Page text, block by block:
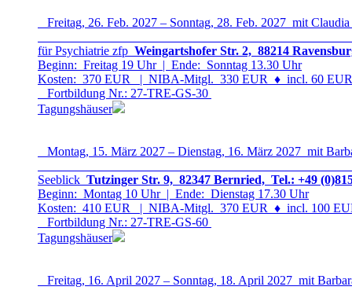
Freitag, 26. Feb. 2027 – Sonntag, 28. Feb. 2027 mit
für Psychiatrie zfp Weingartshofer Str. 2, 88214
Beginn: Freitag 19 Uhr | Ende: Sonntag 13.30 Uhr
Kosten: 370 EUR | NIBA-Mitgl. 330 EUR ♦ incl. 60
Fortbildung Nr.: 27-TRE-GS-30
Tagungshäuser
Montag, 15. März 2027 – Dienstag, 16. März 2027 mit
Seeblick Tutzinger Str. 9, 82347 Bernried, Tel.: +49
Beginn: Montag 10 Uhr | Ende: Dienstag 17.30 Uhr
Kosten: 410 EUR | NIBA-Mitgl. 370 EUR ♦ incl. 100
Fortbildung Nr.: 27-TRE-GS-60
Tagungshäuser
Freitag, 16. April 2027 – Sonntag, 18. April 2027 mit